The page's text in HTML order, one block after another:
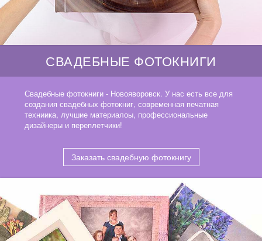
СВАДЕБНЫЕ ФОТОКНИГИ
Свадебные фотокниги - Новояворовск. У нас есть все для
создания свадебных фотокниг, современная печатная
техниика, лучшие материалоы, профессиональные
дизайнеры и переплетчики!
Заказать свадебную фотокнигу